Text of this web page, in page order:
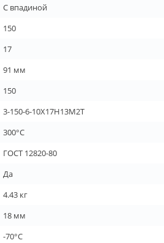
С впадиной
150
17
91 мм
150
3-150-6-10Х17Н13М2Т
300°С
ГОСТ 12820-80
Да
4.43 кг
18 мм
-70°С